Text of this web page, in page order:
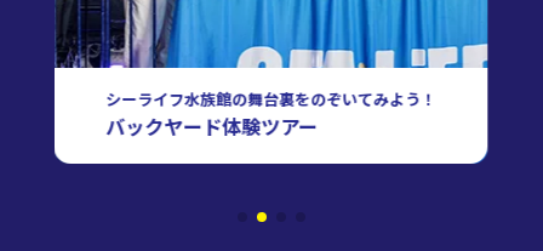
シーライフ水族館の舞台裏をのぞいてみよう！
バックヤード体験ツアー